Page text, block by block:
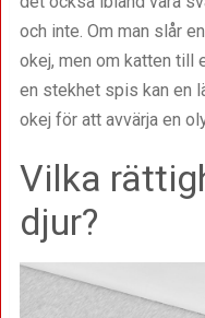
och inte. Om man slår
okej, men om katten till
en stekhet spis kan en
okej för att avvärja en
Vilka
djur?